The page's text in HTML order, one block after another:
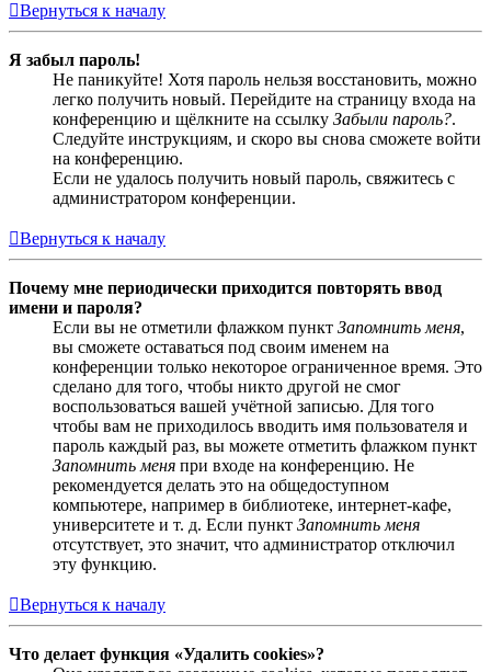
Вернуться к началу
Я забыл пароль!
Не паникуйте! Хотя пароль нельзя восстановить, можно
легко получить новый. Перейдите на страницу входа на
конференцию и щёлкните на ссылку Забыли пароль?.
Следуйте инструкциям, и скоро вы снова сможете войти
на конференцию.
Если не удалось получить новый пароль, свяжитесь с
администратором конференции.
Вернуться к началу
Почему мне периодически приходится повторять ввод
имени и пароля?
Если вы не отметили флажком пункт Запомнить меня,
вы сможете оставаться под своим именем на
конференции только некоторое ограниченное время. Это
сделано для того, чтобы никто другой не смог
воспользоваться вашей учётной записью. Для того
чтобы вам не приходилось вводить имя пользователя и
пароль каждый раз, вы можете отметить флажком пункт
Запомнить меня при входе на конференцию. Не
рекомендуется делать это на общедоступном
компьютере, например в библиотеке, интернет-кафе,
университете и т. д. Если пункт Запомнить меня
отсутствует, это значит, что администратор отключил
эту функцию.
Вернуться к началу
Что делает функция «Удалить cookies»?